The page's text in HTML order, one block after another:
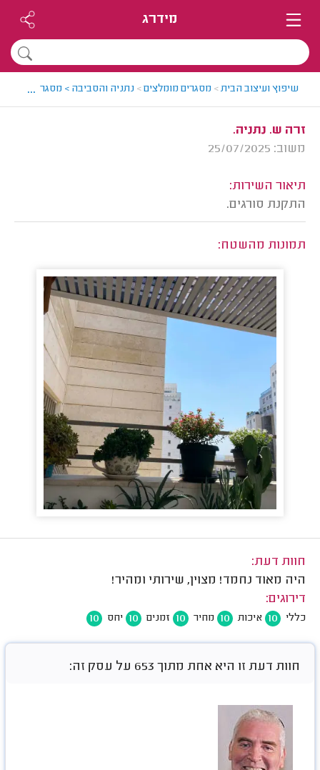
מידרג
שיפוץ ועיצוב הבית> מסגרים מומלצים> נתניה והסביבה > מסגר מומלץ -
...
זרה ש. נתניה.
משוב: 25/07/2025
תיאור השירות:
התקנת סורגים.
תמונות מהשטח:
חוות דעת:
היה מאוד נחמד! מצוין, שירותי ומהיר!
דירוגים:
כללי 10 איכות 10 מחיר 10 זמנים 10 יחס 10
חוות דעת זו היא אחת מתוך 653 על עסק זה: